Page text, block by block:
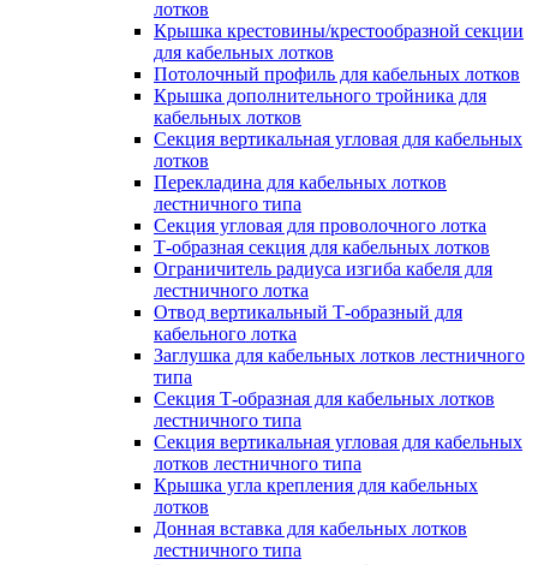
лотков
Крышка крестовины/крестообразной секции
для кабельных лотков
Потолочный профиль для кабельных лотков
Крышка дополнительного тройника для
кабельных лотков
Секция вертикальная угловая для кабельных
лотков
Перекладина для кабельных лотков
лестничного типа
Секция угловая для проволочного лотка
Т-образная секция для кабельных лотков
Ограничитель радиуса изгиба кабеля для
лестничного лотка
Отвод вертикальный Т-образный для
кабельного лотка
Заглушка для кабельных лотков лестничного
типа
Секция Т-образная для кабельных лотков
лестничного типа
Секция вертикальная угловая для кабельных
лотков лестничного типа
Крышка угла крепления для кабельных
лотков
Донная вставка для кабельных лотков
лестничного типа